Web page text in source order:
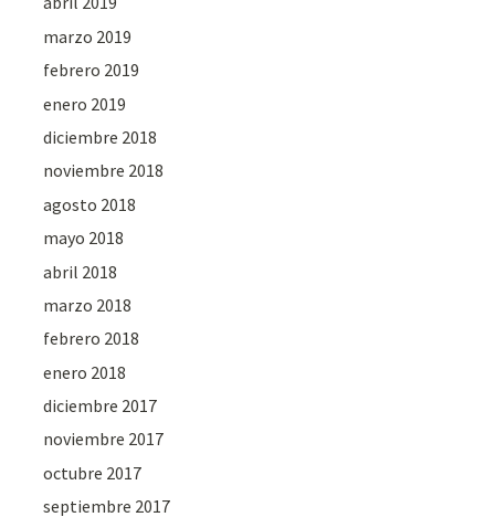
marzo 2019
febrero 2019
enero 2019
diciembre 2018
noviembre 2018
agosto 2018
mayo 2018
abril 2018
marzo 2018
febrero 2018
enero 2018
diciembre 2017
noviembre 2017
octubre 2017
septiembre 2017